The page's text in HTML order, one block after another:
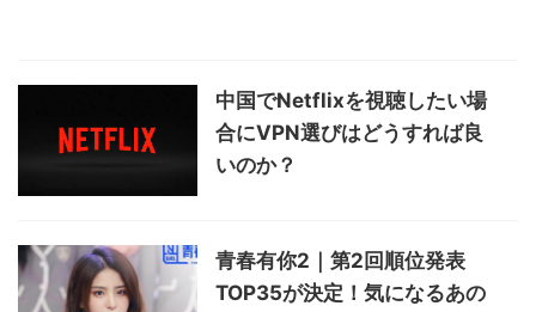
中国でNetflixを視聴したい場
合にVPN選びはどうすれば良
いのか？
青春有你2｜第2回順位発表
TOP35が決定！気になるあの